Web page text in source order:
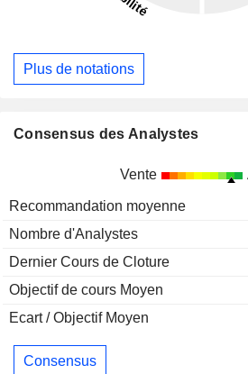
Plus de notations
Consensus des Analystes
Vente
Recommandation moyenne
Nombre d'Analystes
Dernier Cours de Cloture
Objectif de cours Moyen
Ecart / Objectif Moyen
Consensus